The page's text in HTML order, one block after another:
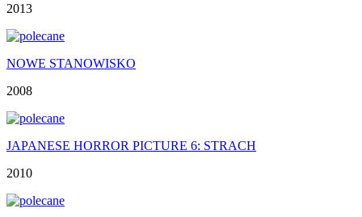
2013
NOWE STANOWISKO
2008
JAPANESE HORROR PICTURE 6: STRACH
2010